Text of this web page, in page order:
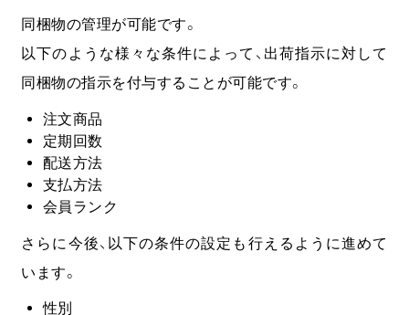
同梱物の管理が可能です。
以下のような様々な条件によって、出荷指示に対して
同梱物の指示を付与することが可能です。
注文商品
定期回数
配送方法
支払方法
会員ランク
さらに今後、以下の条件の設定も行えるように進めて
います。
性別